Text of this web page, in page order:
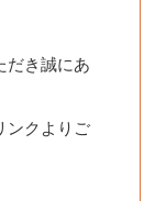
だき誠にあ
ンクよりご